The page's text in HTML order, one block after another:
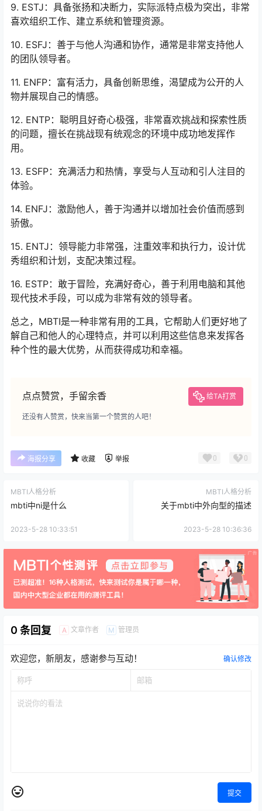
9. ESTJ：具备张扬和决断力，实际派特点极为突出，非常
喜欢组织工作、建立系统和管理资源。
10. ESFJ：善于与他人沟通和协作，通常是非常支持他人
的团队领导者。
11. ENFP：富有活力，具备创新思维，渴望成为公开的人
物并展现自己的情感。
12. ENTP：聪明且好奇心极强，非常喜欢挑战和探索性质
的问题，擅长在挑战现有统观念的环境中成功地发挥作
用。
13. ESFP：充满活力和热情，享受与人互动和引人注目的
体验。
14. ENFJ：激励他人，善于沟通并以增加社会价值而感到
骄傲。
15. ENTJ：领导能力非常强，注重效率和执行力，设计优
秀组织和计划，支配决策过程。
16. ESTP：敢于冒险，充满好奇心，善于利用电脑和其他
现代技术手段，可以成为非常有效的领导者。
总之，MBTI是一种非常有用的工具，它帮助人们更好地了
解自己和他人的心理特点，并可以利用这些信息来发挥各
种个性的最大优势，从而获得成功和幸福。
点点赞赏，手留余香 给TA打赏
还没有人赞赏，快来当第一个赞赏的人吧！
海报分享 收藏 举报 0 0
MBTI人格分析
mbti中ni是什么
2023-5-28 10:33:51
MBTI人格分析
关于mbti中外向型的描述
2023-5-28 10:36:36
0 条回复 A 文章作者 M 管理员
欢迎您，新朋友，感谢参与互动！ 确认修改
提交